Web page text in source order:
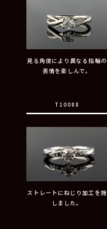
見る角度により異なる指輪の
表情を楽しんで。
T10088
ストレートにねじり加工を施
しました。